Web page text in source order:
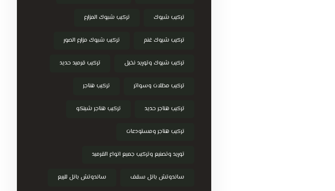
تركيب شبوك تركيب شبوك المزارع
تركيب شبوك غنم تركيب شبوك مزارع الصور
تركيب شبوك وتوريد نخيل تركيب قرميد حديد
تركيب مظلات وسواتر تركيب هناجر
تركيب هناجر حديد تركيب هناجر شينكو
تركيب هناجر ومستودعات
توريد وتصنيع وتركيب جميع انواع القرميد
ساندوتش بانل سقف ساندوتش بانل للبيع